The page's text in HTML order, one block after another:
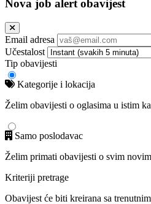
Nova job alert obavijest
Email adresa
Učestalost
Tip obavijesti
Kategorije i lokacija
Želim obavijesti o oglasima u istim
Samo poslodavac
Želim primati obavijesti o svim
Kriteriji pretrage
Obavijest će biti kreirana sa